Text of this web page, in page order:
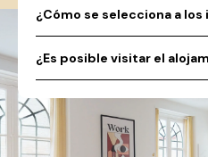
¿Cómo se selecciona a
¿Es posible visitar el